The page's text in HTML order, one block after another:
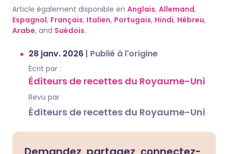
Article également disponible en Anglais, Allemand,
Espagnol, Français, Italien, Portugais, Hindi, Hébreu,
Arabe, and Suédois.
28 janv. 2026 | Publié à l'origine
Écrit par :
Éditeurs de recettes du Royaume-Uni
Revu par
Éditeurs de recettes du Royaume-Uni